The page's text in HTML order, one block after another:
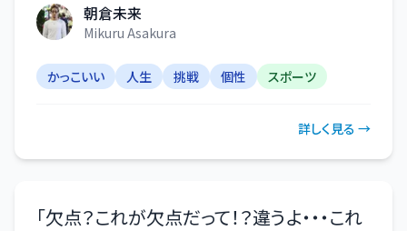
朝倉未来
Mikuru Asakura
かっこいい 人生 挑戦 個性 スポーツ
詳しく見る →
「欠点？これが欠点だって！？違うよ・・・これ